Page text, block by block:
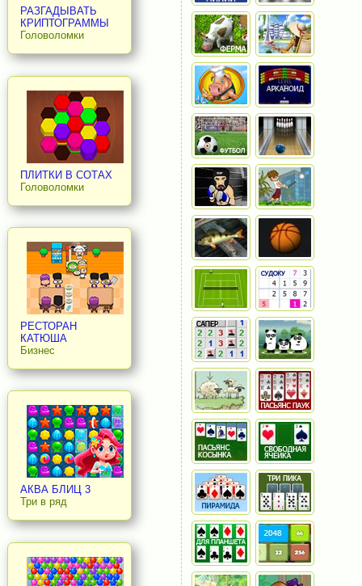
РАЗГАДЫВАТЬ
КРИПТОГРАММЫ
Головоломки
ПЛИТКИ В СОТАХ
Головоломки
РЕСТОРАН
КАТЮША
Бизнес
АКВА БЛИЦ 3
Три в ряд